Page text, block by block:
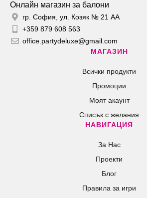
Онлайн магазин за балони
гр. София, ул. Козяк № 21 АА
+359 879 608 563
office.partydeluxe@gmail.com
МАГАЗИН
Всички продукти
Промоции
Моят акаунт
Списък с желания
НАВИГАЦИЯ
За Нас
Проекти
Блог
Правила за игри